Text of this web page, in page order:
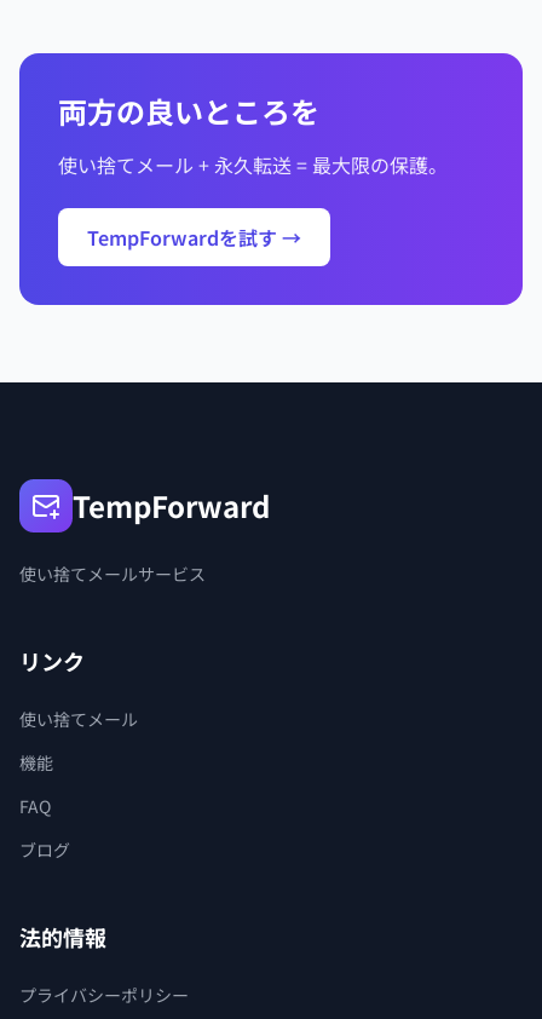
両方の良いところを
使い捨てメール + 永久転送 = 最大限の保護。
TempForwardを試す →
TempForward
使い捨てメールサービス
リンク
使い捨てメール
機能
FAQ
ブログ
法的情報
プライバシーポリシー